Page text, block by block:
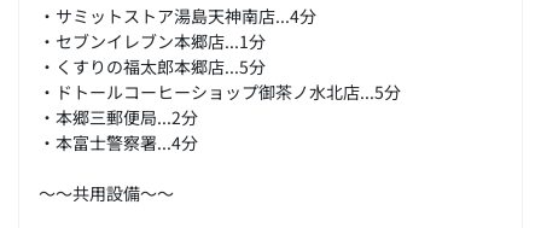
・サミットストア湯島天神南店...4分
・セブンイレブン本郷店...1分
・くすりの福太郎本郷店...5分
・ドトールコーヒーショップ御茶ノ水北店...5分
・本郷三郵便局...2分
・本富士警察署...4分
～～共用設備～～